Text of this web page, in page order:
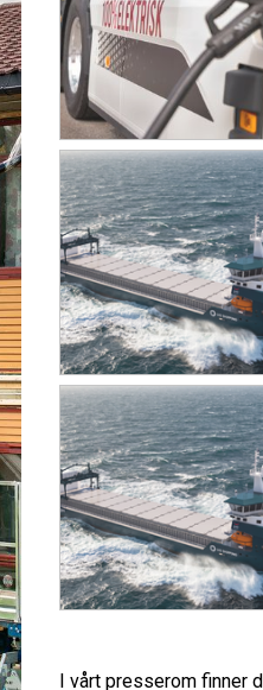
I vårt presserom finner